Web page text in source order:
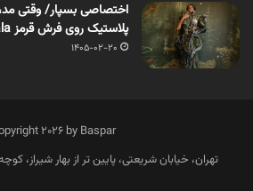
اختصاصی بسپار/ وقتی مد،
پلاستیک روی فرش قرمز Met Gala به هم رسیدند
1405-02-20
2026 by Baspar
تهران، خیابان شریعتی، پایین تر از بهار شیراز، کوچه